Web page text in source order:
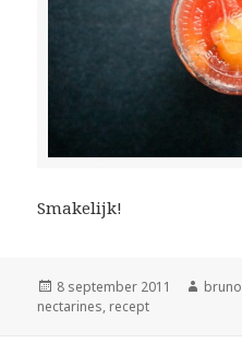
Smakelijk!
Geplaatst
op
8 september 2011 Auteur
bruno
nectarines, recept